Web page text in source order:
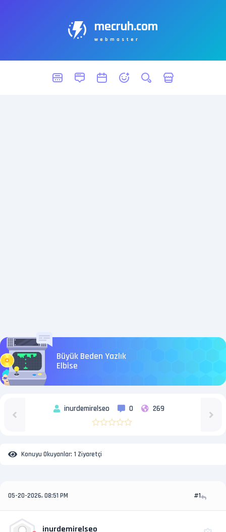
mecruh.com
webmaster
Büyük Beden Yazlık
Elbise
inurdemirelseo 0 269
Konuyu Okuyanlar: 1 Ziyaretçi
05-20-2026, 08:51 PM #1
inurdemirelseo